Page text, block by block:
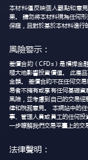
本材料僅反映個人觀點和意
果。 請勿將本材料視為任何
保證，且對於基於本材料進行
風險警示：
差價合約（CFDs）是槓桿金
極大地影響投資價值。 此產
金額。 差價合約不在任何交
易者不擁有或享有任何基礎
風險，並考慮到自己的交易
律和稅務意見。 本網站中的
事、管理人員或員工的任何
一步瞭解我們交易平臺上的交
法律聲明：